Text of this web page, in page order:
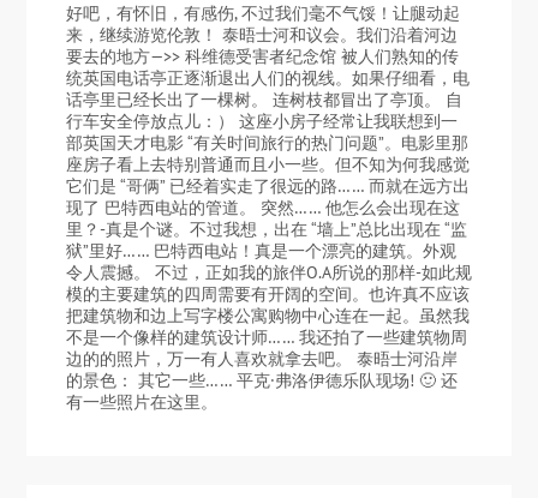
好吧，有怀旧，有感伤, 不过我们毫不气馁！让腿动起
来，继续游览伦敦！ 泰晤士河和议会。我们沿着河边
要去的地方—>> 科维德受害者纪念馆 被人们熟知的传
统英国电话亭正逐渐退出人们的视线。如果仔细看，电
话亭里已经长出了一棵树。 连树枝都冒出了亭顶。 自
行车安全停放点儿：） 这座小房子经常让我联想到一
部英国天才电影 “有关时间旅行的热门问题”。电影里那
座房子看上去特别普通而且小一些。但不知为何我感觉
它们是 “哥俩” 已经着实走了很远的路…… 而就在远方出
现了 巴特西电站的管道。 突然…… 他怎么会出现在这
里？-真是个谜。不过我想，出在 “墙上”总比出现在 “监
狱”里好…… 巴特西电站！真是一个漂亮的建筑。外观
令人震撼。 不过，正如我的旅伴O.A所说的那样-如此规
模的主要建筑的四周需要有开阔的空间。也许真不应该
把建筑物和边上写字楼公寓购物中心连在一起。虽然我
不是一个像样的建筑设计师…… 我还拍了一些建筑物周
边的的照片，万一有人喜欢就拿去吧。 泰晤士河沿岸
的景色： 其它一些…… 平克·弗洛伊德乐队现场! 🙂 还
有一些照片在这里。